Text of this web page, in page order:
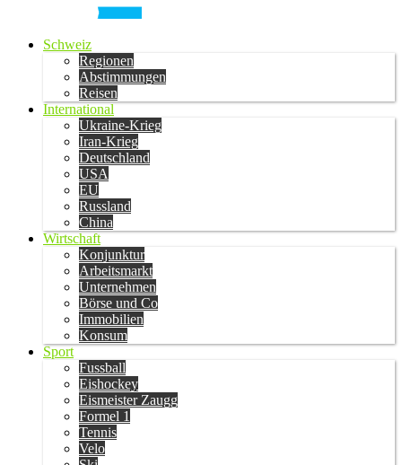
Schweiz
Regionen
Abstimmungen
Reisen
International
Ukraine-Krieg
Iran-Krieg
Deutschland
USA
EU
Russland
China
Wirtschaft
Konjunktur
Arbeitsmarkt
Unternehmen
Börse und Co
Immobilien
Konsum
Sport
Fussball
Eishockey
Eismeister Zaugg
Formel 1
Tennis
Velo